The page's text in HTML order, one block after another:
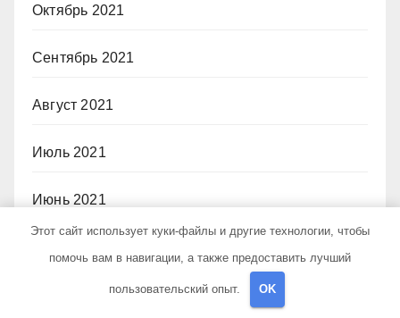
Октябрь 2021
Сентябрь 2021
Август 2021
Июль 2021
Июнь 2021
Этот сайт использует куки-файлы и другие технологии, чтобы
помочь вам в навигации, а также предоставить лучший
пользовательский опыт. OK